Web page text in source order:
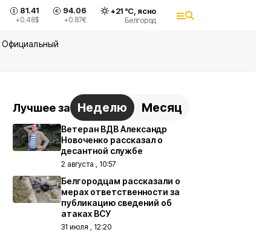
81.41
+0.48$
94.06
+0.87€
+21°С, ясно
Белгород
Официальный
Лучшее за Неделю Месяц
Ветеран ВДВ Александр
Новоченко рассказал о
десантной службе
2 августа , 10:57
Белгородцам рассказали о
мерах ответственности за
публикацию сведений об
атаках ВСУ
31 июля , 12:20